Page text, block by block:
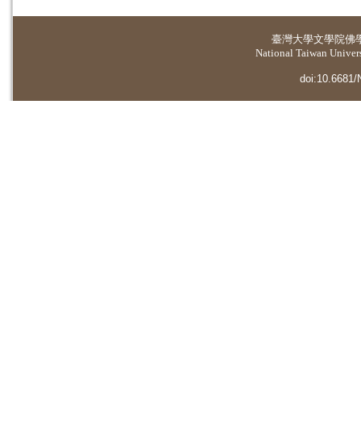
臺灣大學文學院佛
National Taiwan
doi:10.6681/